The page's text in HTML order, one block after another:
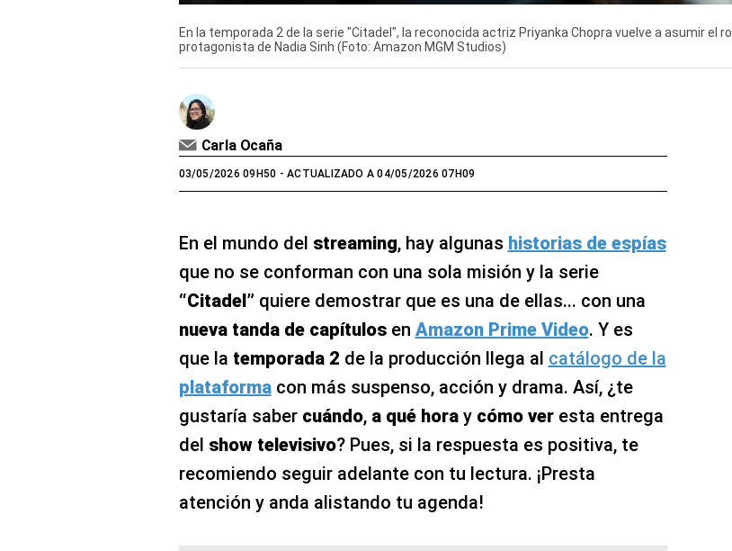
En la temporada 2 de la serie "Citadel", la reconocida actriz Priyanka Chopra vuelve a asumir el rol
protagonista de Nadia Sinh (Foto: Amazon MGM Studios)
Carla Ocaña
03/05/2026 09H50 - ACTUALIZADO A 04/05/2026 07H09
En el mundo del streaming, hay algunas historias de espías
que no se conforman con una sola misión y la serie
“Citadel” quiere demostrar que es una de ellas... con una
nueva tanda de capítulosen Amazon Prime Video. Y es
que la temporada 2 de la producción llega al catálogo de la
plataforma con más suspenso, acción y drama. Así, ¿te
gustaría saber cuándo, a qué horay cómo veresta entrega
del show televisivo? Pues, si la respuesta es positiva, te
recomiendo seguir adelante con tu lectura. ¡Presta
atención y anda alistando tu agenda!